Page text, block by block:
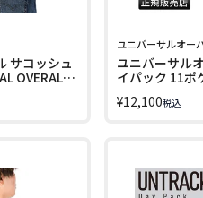
サコッシュ
OVERALL
ユニバーサルオー
ユニバーサル
イパック 11ポ
¥12,100税込